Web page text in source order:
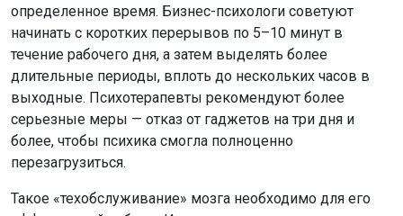
определенное время. Бизнес-психологи советуют
начинать с коротких перерывов по 5–10 минут в
течение рабочего дня, а затем выделять более
длительные периоды, вплоть до нескольких часов в
выходные. Психотерапевты рекомендуют более
серьезные меры — отказ от гаджетов на три дня и
более, чтобы психика смогла полноценно
перезагрузиться.
Такое «техобслуживание» мозга необходимо для его